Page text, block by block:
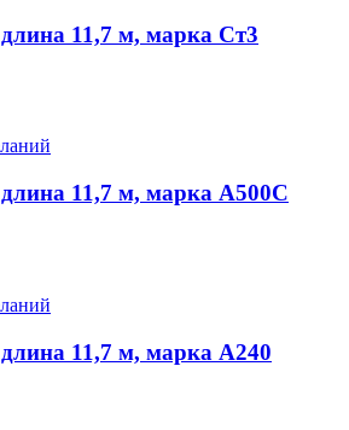
11,7 м, марка Ст3
11,7 м, марка А500С
11,7 м, марка А240